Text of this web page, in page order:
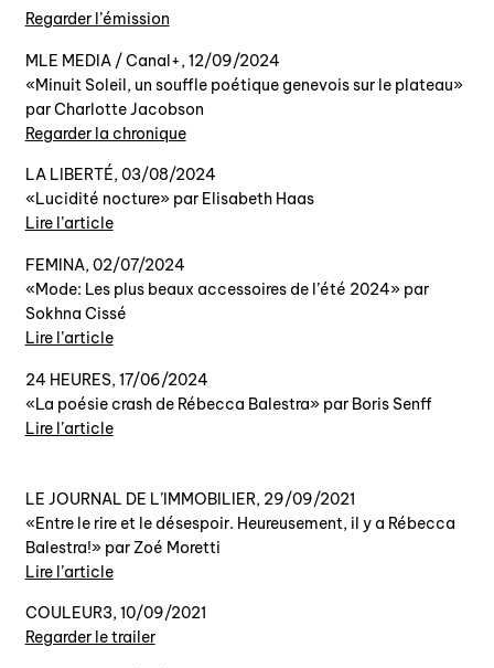
Regarder l’émission
MLE MEDIA / Canal+, 12/09/2024
«Minuit Soleil, un souffle poétique genevois sur le plateau»
par Charlotte Jacobson
Regarder la chronique
LA LIBERTÉ, 03/08/2024
«Lucidité nocture» par Elisabeth Haas
Lire l’article
FEMINA, 02/07/2024
«Mode: Les plus beaux accessoires de l’été 2024» par
Sokhna Cissé
Lire l’article
24 HEURES, 17/06/2024
«La poésie crash de Rébecca Balestra» par Boris Senff
Lire l’article
LE JOURNAL DE L’IMMOBILIER, 29/09/2021
«Entre le rire et le désespoir. Heureusement, il y a Rébecca
Balestra!» par Zoé Moretti
Lire l’article
COULEUR3, 10/09/2021
Regarder le trailer